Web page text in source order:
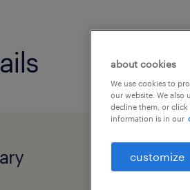
about cookies
We use cookies to
our website. We also
decline them, or
information is in our
customize